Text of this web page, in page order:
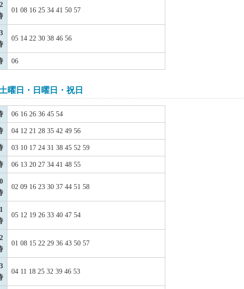
01 08 16 25 34 41 50 57
05 14 22 30 38 46 56
06
曜日・日曜日・祝日
06 16 26 36 45 54
04 12 21 28 35 42 49 56
03 10 17 24 31 38 45 52 59
06 13 20 27 34 41 48 55
02 09 16 23 30 37 44 51 58
05 12 19 26 33 40 47 54
01 08 15 22 29 36 43 50 57
04 11 18 25 32 39 46 53